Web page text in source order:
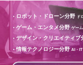
ロボット・ドローン分野 ド
ゲーム・エンタメ分野ゲー
デザイン・クリエイティブ
情報テクノロジー分野AI・